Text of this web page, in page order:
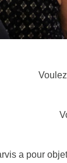
a pour